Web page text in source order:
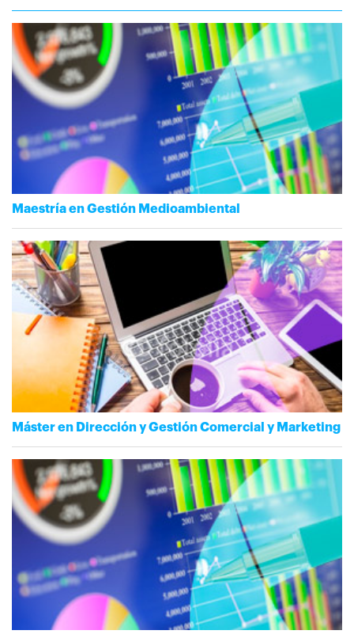
Maestría en Gestión Medioambiental
Máster en Dirección y Gestión Comercial y Marketing